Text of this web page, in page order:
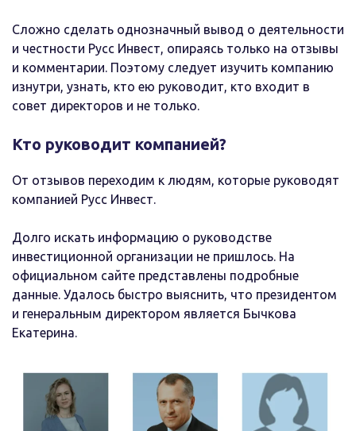
Сложно сделать однозначный вывод о деятельности
и честности Русс Инвест, опираясь только на отзывы
и комментарии. Поэтому следует изучить компанию
изнутри, узнать, кто ею руководит, кто входит в
совет директоров и не только.
Кто руководит компанией?
От отзывов переходим к людям, которые руководят
компанией Русс Инвест.
Долго искать информацию о руководстве
инвестиционной организации не пришлось. На
официальном сайте представлены подробные
данные. Удалось быстро выяснить, что президентом
и генеральным директором является Бычкова
Екатерина.